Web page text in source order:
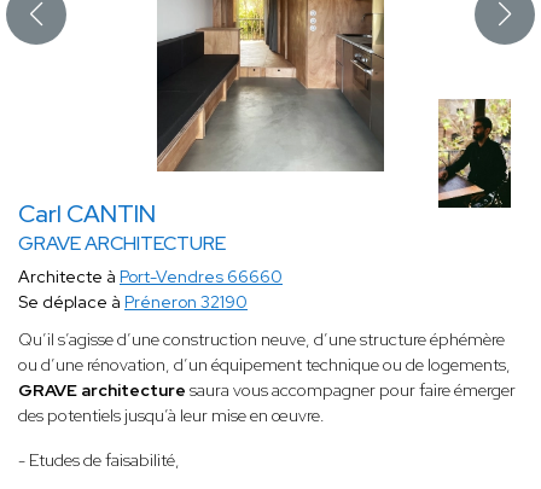
Carl CANTIN
GRAVE ARCHITECTURE
Architecte à Port-Vendres 66660
Se déplace à Préneron 32190
Qu’il s’agisse d’une construction neuve, d’une structure éphémère
ou d’une rénovation, d’un équipement technique ou de logements,
GRAVE architecture saura vous accompagner pour faire émerger
des potentiels jusqu’à leur mise en œuvre.
- Etudes de faisabilité,